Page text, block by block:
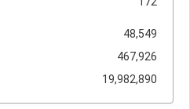
48,549
467,926
19,982,890